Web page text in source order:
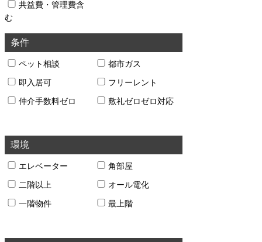
共益費・管理費含
む
条件
ペット相談 都市ガス
即入居可 フリーレント
仲介手数料ゼロ 敷礼ゼロゼロ対応
環境
エレベーター 角部屋
二階以上 オール電化
一階物件 最上階